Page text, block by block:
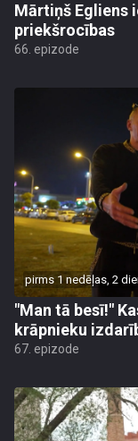
Mārtiņš Egliens
priekšrocības
66. epizode
pirms 1 nedēļas, 2
"Man tā besī!"
krāpnieku
67. epizode